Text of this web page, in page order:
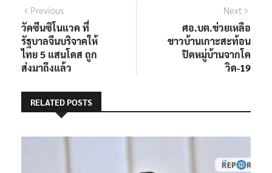
แนะแนว
เรื่อง
PreviousPrevious
post:
วัคซีนซิโนแวค ที่
รัฐบาลจีนบริจาคให้
ไทย 5 แสนโดส ถูก
ส่งมาถึงแล้ว
Next
ศอ.บต.ช่วยเหลือ
ชาวบ้านเกาะสะท้อน
ปิดหมู่บ้านจากโค
วิด-19
RELATED POSTS